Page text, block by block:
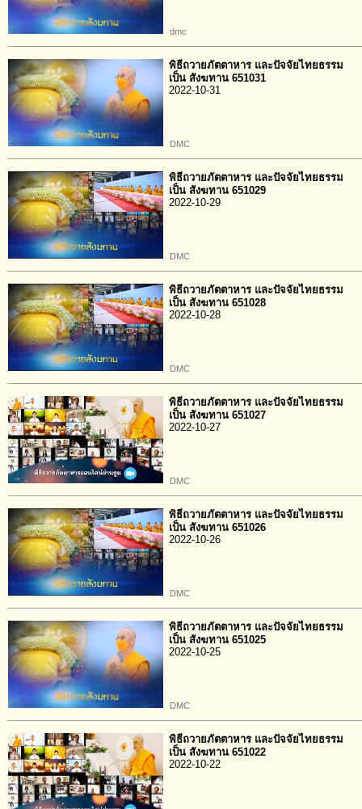
dmc
พิธีถวายภัตตาหาร และปัจจัยไทยธรรม
เป็น สังฆทาน 651031
2022-10-31
DMC
พิธีถวายภัตตาหาร และปัจจัยไทยธรรม
เป็น สังฆทาน 651029
2022-10-29
DMC
พิธีถวายภัตตาหาร และปัจจัยไทยธรรม
เป็น สังฆทาน 651028
2022-10-28
DMC
พิธีถวายภัตตาหาร และปัจจัยไทยธรรม
เป็น สังฆทาน 651027
2022-10-27
DMC
พิธีถวายภัตตาหาร และปัจจัยไทยธรรม
เป็น สังฆทาน 651026
2022-10-26
DMC
พิธีถวายภัตตาหาร และปัจจัยไทยธรรม
เป็น สังฆทาน 651025
2022-10-25
DMC
พิธีถวายภัตตาหาร และปัจจัยไทยธรรม
เป็น สังฆทาน 651022
2022-10-22